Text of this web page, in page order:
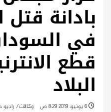
بادانة قتل
في
قطع
البلاد
وكالات/ راديو